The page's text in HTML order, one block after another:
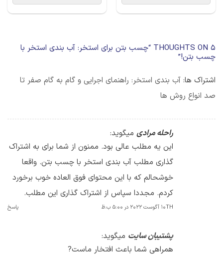
5 THOUGHTS ON “ چسب بتن برای استخر: آب بندی استخر با
چسب بتن!”
اشتراک ها: آب بندی استخر: راهنمای اجرایی و گام به گام صفر تا
صد انواع روش ها
راحله مرادی میگوید:
این یه مطلب عالی بود. ممنون از شما برای به اشتراک
گذاری مطلب آب بندی استخر با چسب بتن. واقعا
خوشحالم که با این محتوای فوق العاده خوب برخورد
کردم. مجددا سپاس از اشتراک گذاری این مطلب.
10TH آگوست 2022 در 5:00 ب.ظ پاسخ
پشتیبان سایت میگوید:
همراهی شما باعث افتخار ماست?